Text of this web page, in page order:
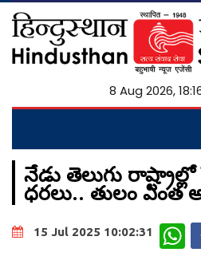
8 Aug 2026,
నేడు తెలుగు
ధరలు.. తులం ఎంత
15 Jul 2025 10:02:31